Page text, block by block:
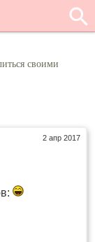
своими
2 апр 2017